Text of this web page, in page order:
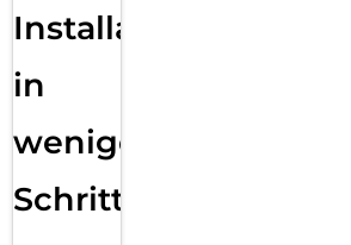
Installation
in
wenigen
Schritten